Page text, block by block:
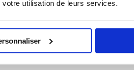
utilisation de leurs services.
pour iPhone 13, iPhone 13 Pro, iPhone 14
thanks to the PanzerGlass Ultra-Wide Fit Privacy
filter that keeps the content of your display
14 is coated with an antibacterial and anti-